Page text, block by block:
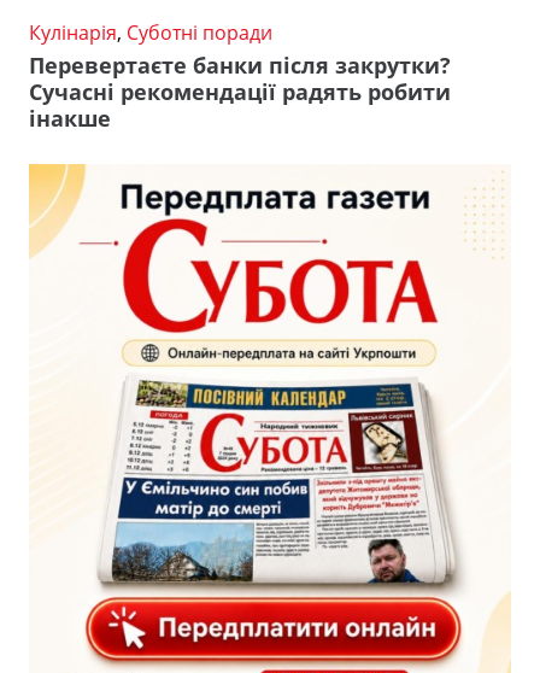
Кулінарія, Суботні поради
Перевертаєте банки після закрутки?
Сучасні рекомендації радять робити
інакше